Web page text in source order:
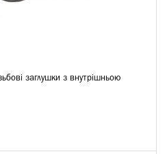
заглушки з внутрішньою